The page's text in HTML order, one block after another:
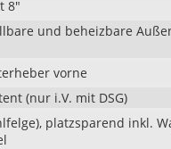
8"
und beheizbare
vorne
(nur i.V. mit DSG)
platzsparend inkl.